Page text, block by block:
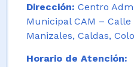
Dirección: Centro
Municipal CAM – Calle
Manizales, Caldas,
Horario de Atención: